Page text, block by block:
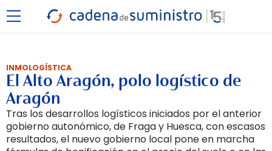
INMOLOGÍSTICA
El Alto Aragón, polo logístico de
Aragón
Tras los desarrollos logísticos iniciados por el anterior
gobierno autonómico, de Fraga y Huesca, con escasos
resultados, el nuevo gobierno local pone en marcha